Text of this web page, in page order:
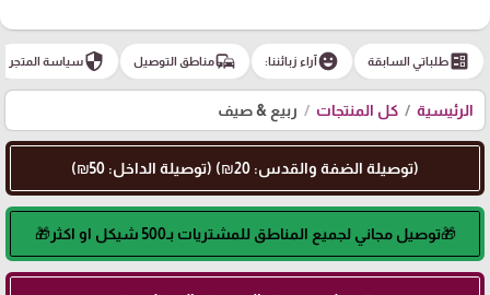
ballotطلباتي السابقة emoji_emotionsآراء زبائننا: commuteمناطق التوصيل securityسياسة المتجر
الرئيسية كل المنتجات ربيع & صيف
(توصيلة الضفة والقدس: 20₪) (توصيلة الداخل: 50₪)
🎁توصيل مجاني لجميع المناطق للمشتريات بـ500 شيكل او اكثر🎁